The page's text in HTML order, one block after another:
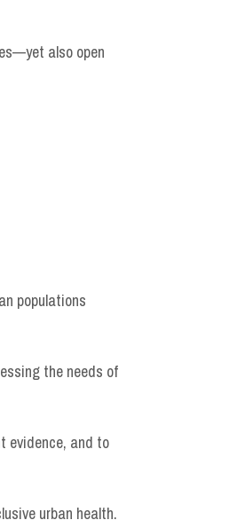
also open
populations
the needs of
evidence, and to
urban health.